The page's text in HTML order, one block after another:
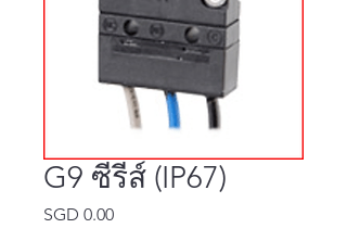
G9 ซีรีส์ (IP67)
SGD 0.00ราคา